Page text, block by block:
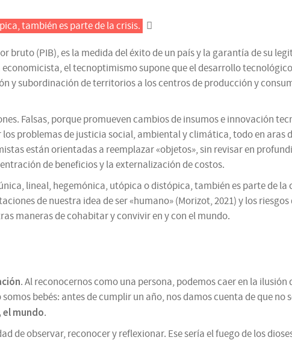
también es parte de la crisis.
(PIB), es la medida del éxito de un país y la garantía de su
el tecnoptimismo supone que el desarrollo
y subordinación de territorios a los centros de producción y
Falsas, porque promueven cambios de insumos e innovación
problemas de justicia social, ambiental y climática, todo en aras
están orientadas a reemplazar «objetos», sin revisar en
de beneficios y la externalización de costos.
lineal, hegemónica, utópica o distópica, también es parte de
de nuestra idea de ser «humano» (Morizot, 2021) y los
maneras de cohabitar y convivir en y con el mundo.
. Al reconocernos como una persona, podemos caer en la
bebés: antes de cumplir un año, nos damos cuenta de que no
mundo.
observar, reconocer y reflexionar. Ese sería el fuego de los